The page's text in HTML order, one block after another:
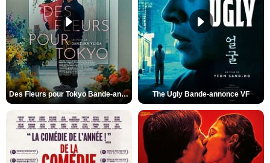
Des Fleurs pour Tokyo Bande-annonce VO STFR The Ugly Bande-annonce VF